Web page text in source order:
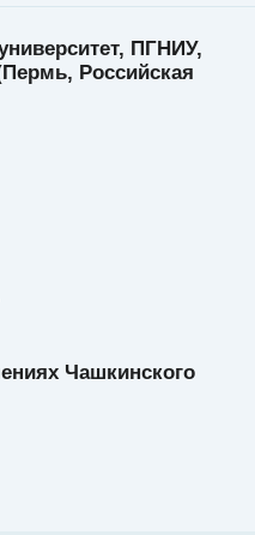
ПГНИУ,
Российская
Чашкинского